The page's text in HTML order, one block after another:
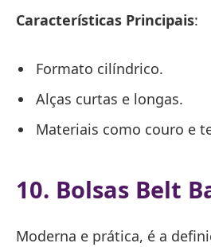
Características Principais:
Formato cilíndrico.
Alças curtas e longas.
Materiais como couro e
10. Bolsas Belt
Moderna e prática, é a